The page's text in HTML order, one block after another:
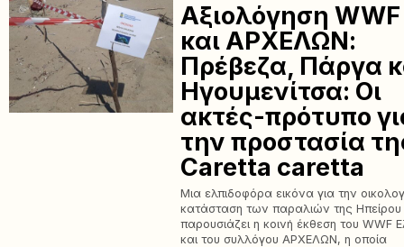
Αξιολόγηση WWF
και ΑΡΧΕΛΩΝ:
Πρέβεζα, Πάργα
Ηγουμενίτσα: Οι
ακτές-πρότυπο
την προστασία
Caretta caretta
Μια ελπιδοφόρα εικόνα για την
κατάσταση των παραλιών της Ηπείρου
παρουσιάζει η κοινή έκθεση του WWF
και του συλλόγου ΑΡΧΕΛΩΝ, η οποία